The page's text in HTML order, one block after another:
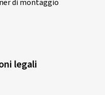
di montaggio
legali